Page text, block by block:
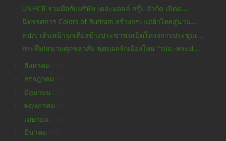
UNHCR ร่วมมือกับบริษัท เดอะมอลล์ กรุ๊ป จำกัด เปิดต...
นิทรรศการ Colors of Buriram สร้างกระแสผ้าไทยสู่นาน...
คปภ. เดินหน้ารุกเคียงข้างประชาชนเปิดโครงการประชุมเ...
กระหึ่ม!สนามศุภชลาศัย ฟุตบอลรักเมืองไทย “วปอ.-พระป...
สิงหาคม
กรกฎาคม
มิถุนายน
พฤษภาคม
เมษายน
มีนาคม